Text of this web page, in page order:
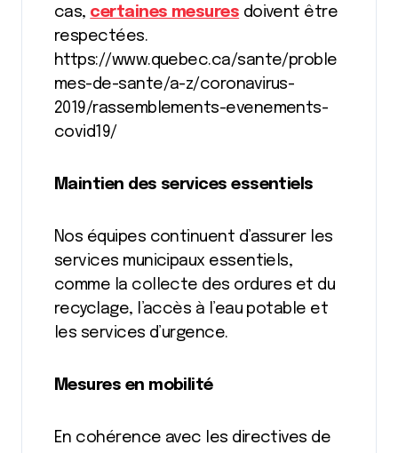
cas, certaines mesures doivent être
respectées.
https://www.quebec.ca/sante/proble
mes-de-sante/a-z/coronavirus-
2019/rassemblements-evenements-
covid19/
Maintien des services essentiels
Nos équipes continuent d’assurer les
services municipaux essentiels,
comme la collecte des ordures et du
recyclage, l’accès à l’eau potable et
les services d’urgence.
Mesures en mobilité
En cohérence avec les directives de